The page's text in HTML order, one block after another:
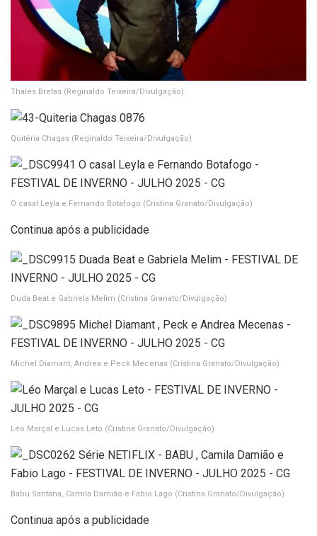
Thales Bretas (Reginaldo Teixeira/Divulgação)
Quitéria Chagas (Reginaldo Teixeira/Divulgação)
O casal Leyla e Fernando Botafogo (Cristina Granato/Divulgação)
Continua após a publicidade
Duda Beat e Gabriela Melim (Cristina Granato/Divulgação)
Michel Diamant, Andrea e Peck Mecenas (Cristina Granato/Divulgação)
Léo Marçal e Lucas Leto (Cristina Granato/Divulgação)
Babu Santana, Camila Damião e Fabio Lago (Cristina Granato/Divulgação)
Continua após a publicidade